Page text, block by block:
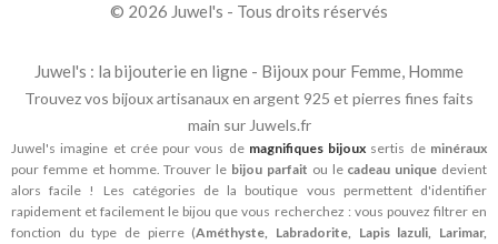
© 2026 Juwel's - Tous droits réservés
Juwel's : la bijouterie en ligne - Bijoux pour Femme, Homme
Trouvez vos bijoux artisanaux en argent 925 et pierres fines faits
main sur Juwels.fr
Juwel's imagine et crée pour vous de magnifiques bijoux sertis de minéraux
pour femme et homme. Trouver le bijou parfait ou le cadeau unique devient
alors facile ! Les catégories de la boutique vous permettent d'identifier
rapidement et facilement le bijou que vous recherchez : vous pouvez filtrer en
fonction du type de pierre (Améthyste, Labradorite, Lapis lazuli, Larimar,